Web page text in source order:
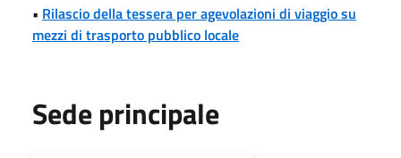
• Rilascio della tessera per agevolazioni di viaggio su
mezzi di trasporto pubblico locale
Sede principale